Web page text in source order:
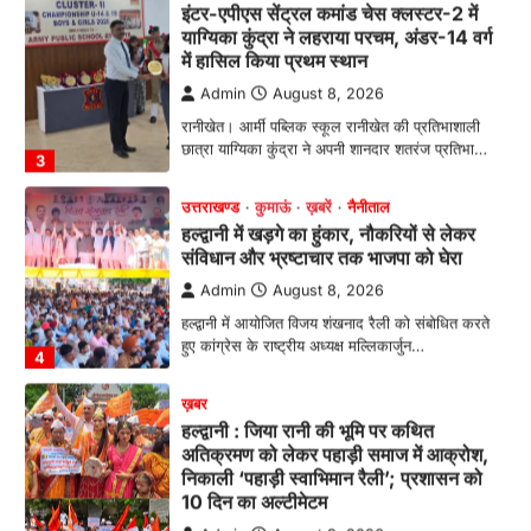
3
छात्रा याग्यिका कुंद्रा ने अपनी शानदार शतरंज प्रतिभा…
4
उत्तराखण्ड कुमाऊं ख़बरें नैनीताल
हल्द्वानी में खड़गे का हुंकार, नौकरियों से लेकर
संविधान और भ्रष्टाचार तक भाजपा को घेरा
Admin August 8, 2026
हुए कांग्रेस के राष्ट्रीय अध्यक्ष मल्लिकार्जुन…
1
ख़बर
हल्द्वानी : जिया रानी की भूमि पर कथित
अतिक्रमण को लेकर पहाड़ी समाज में आक्रोश,
निकाली ‘पहाड़ी स्वाभिमान रैली’; प्रशासन को
Admin
रानीबाग की ऐतिहासिक धरोहर को अतिक्रमण मुक्त कराने
की मांग, सिटी मजिस्ट्रेट के माध्यम से…
अल्मोड़ा उत्तराखण्ड कुमाऊं